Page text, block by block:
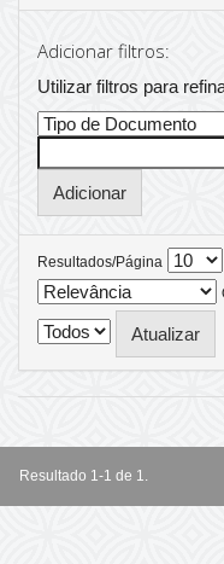
Adicionar filtros:
Utilizar filtros para
Resultados/Página
Resultado 1-1 de 1.